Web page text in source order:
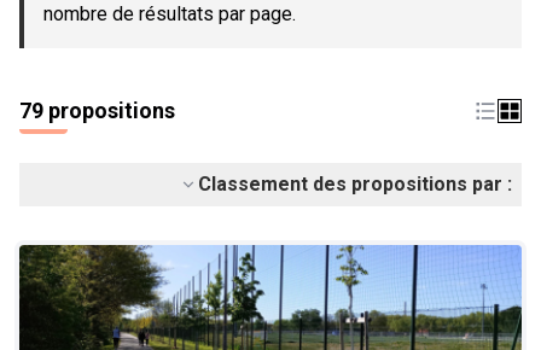
nombre de résultats par page.
79 propositions
Classement des propositions par :